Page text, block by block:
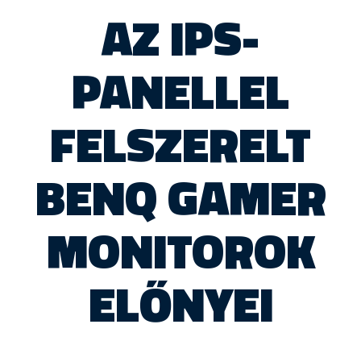
AZ IPS-
PANELLEL
FELSZERELT
BENQ GAMER
MONITOROK
ELŐNYEI